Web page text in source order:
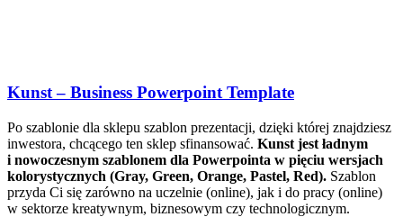
Kunst – Business Powerpoint Template
Po szablonie dla sklepu szablon prezentacji, dzięki której znajdziesz
inwestora, chcącego ten sklep sfinansować. Kunst jest ładnym
i nowoczesnym szablonem dla Powerpointa w pięciu wersjach
kolorystycznych (Gray, Green, Orange, Pastel, Red). Szablon
przyda Ci się zarówno na uczelnie (online), jak i do pracy (online)
w sektorze kreatywnym, biznesowym czy technologicznym.